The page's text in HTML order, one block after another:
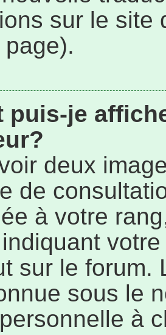
sur le
puis-je
deux
de
à votre
sur le forum.
sous le
à